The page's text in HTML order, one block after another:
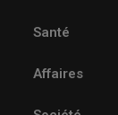
Santé
Affaires